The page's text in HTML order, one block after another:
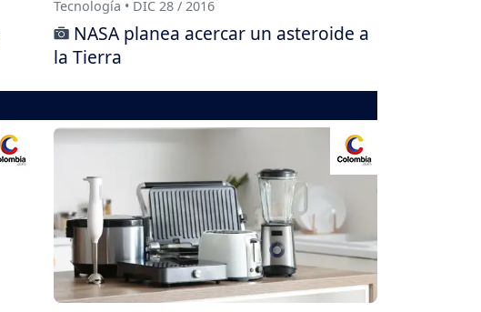
Tecnología • DIC 28 / 2016
NASA planea acercar un asteroide a
la Tierra